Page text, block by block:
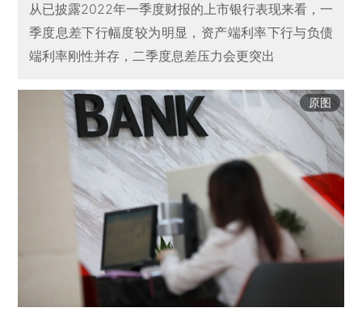
从已披露2022年一季度财报的上市银行表现来看，一
季度息差下行幅度较为明显，资产端利率下行与负债
端利率刚性并存，二季度息差压力会更突出
原图